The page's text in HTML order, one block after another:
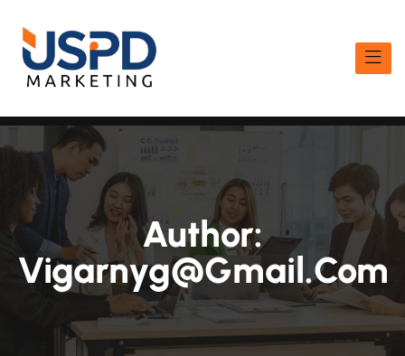
Author:
Vigarnyg@gmail.com